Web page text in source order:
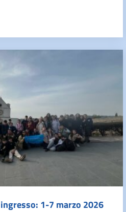
1-7 marzo 2026